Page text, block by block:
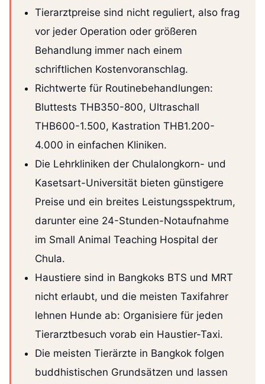
Tierarztpreise sind nicht reguliert, also frag
vor jeder Operation oder größeren
Behandlung immer nach einem
schriftlichen Kostenvoranschlag.
Richtwerte für Routinebehandlungen:
Bluttests THB350-800, Ultraschall
THB600-1.500, Kastration THB1.200-
4.000 in einfachen Kliniken.
Die Lehrkliniken der Chulalongkorn- und
Kasetsart-Universität bieten günstigere
Preise und ein breites Leistungsspektrum,
darunter eine 24-Stunden-Notaufnahme
im Small Animal Teaching Hospital der
Chula.
Haustiere sind in Bangkoks BTS und MRT
nicht erlaubt, und die meisten Taxifahrer
lehnen Hunde ab: Organisiere für jeden
Tierarztbesuch vorab ein Haustier-Taxi.
Die meisten Tierärzte in Bangkok folgen
buddhistischen Grundsätzen und lassen